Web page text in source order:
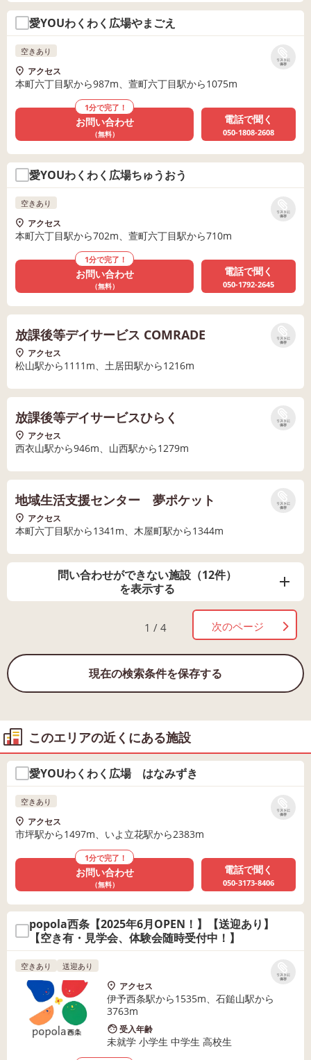
愛YOUわくわく広場やまごえ
リストに
保存
空きあり
アクセス
本町六丁目駅から987m、萱町六丁目駅から1075m
1分で完了！
お問い合わせ
（無料）
電話で聞く
050-1808-2608
愛YOUわくわく広場ちゅうおう
リストに
保存
空きあり
アクセス
本町六丁目駅から702m、萱町六丁目駅から710m
1分で完了！
お問い合わせ
（無料）
電話で聞く
050-1792-2645
リストに
保存
放課後等デイサービス COMRADE
アクセス
松山駅から1111m、土居田駅から1216m
リストに
保存
放課後等デイサービスひらく
アクセス
西衣山駅から946m、山西駅から1279m
リストに
保存
地域生活支援センター 夢ポケット
アクセス
本町六丁目駅から1341m、木屋町駅から1344m
問い合わせができない施設（12件）
を表示する
1 / 4 次のページ
現在の検索条件を保存する
このエリアの近くにある施設
愛YOUわくわく広場 はなみずき
リストに
保存
空きあり
アクセス
市坪駅から1497m、いよ立花駅から2383m
1分で完了！
お問い合わせ
（無料）
電話で聞く
050-3173-8406
popola西条【2025年6月OPEN！】【送迎あり】
【空き有・見学会、体験会随時受付中！】
リストに
保存
空きあり 送迎あり
アクセス
伊予西条駅から1535m、石鎚山駅から
3763m
受入年齢
未就学 小学生 中学生 高校生